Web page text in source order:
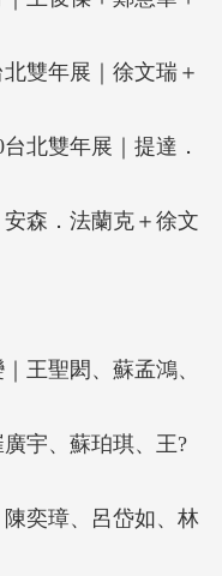
雙年展｜徐文瑞＋
北雙年展｜提達．
森．法蘭克＋徐文
王聖閎、蘇孟鴻、
宇、蘇珀琪、王?
奕璋、呂岱如、林